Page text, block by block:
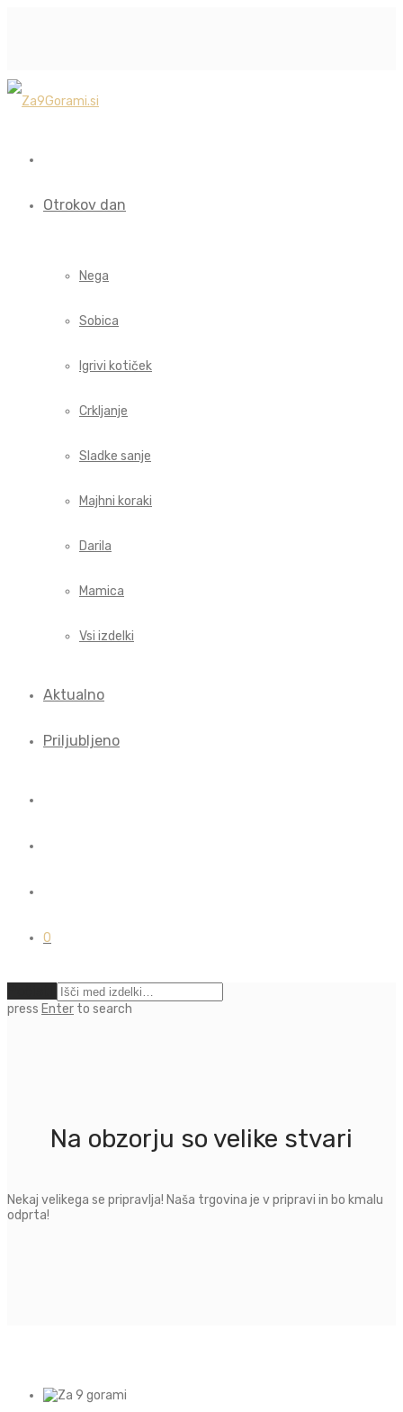
Otrokov dan
Nega
Sobica
Igrivi kotiček
Crkljanje
Sladke sanje
Majhni koraki
Darila
Mamica
Vsi izdelki
Aktualno
Priljubljeno
0
press Enter to search
Na obzorju so velike stvari
Nekaj ​​velikega se pripravlja! Naša trgovina je v pripravi in ​​bo kmalu
odprta!